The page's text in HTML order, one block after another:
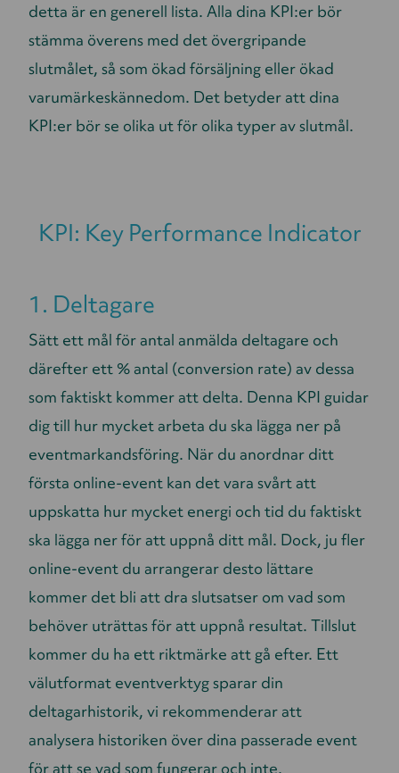
detta är en generell lista. Alla dina KPI:er bör
stämma överens med det övergripande
slutmålet, så som ökad försäljning eller ökad
varumärkeskännedom. Det betyder att dina
KPI:er bör se olika ut för olika typer av slutmål.
KPI: Key Performance Indicator
1. Deltagare
Sätt ett mål för antal anmälda deltagare och
därefter ett % antal (conversion rate) av dessa
som faktiskt kommer att delta. Denna KPI guidar
dig till hur mycket arbeta du ska lägga ner på
eventmarkandsföring. När du anordnar ditt
första online-event kan det vara svårt att
uppskatta hur mycket energi och tid du faktiskt
ska lägga ner för att uppnå ditt mål. Dock, ju fler
online-event du arrangerar desto lättare
kommer det bli att dra slutsatser om vad som
behöver uträttas för att uppnå resultat. Tillslut
kommer du ha ett riktmärke att gå efter. Ett
välutformat eventverktyg sparar din
deltagarhistorik, vi rekommenderar att
analysera historiken över dina passerade event
för att se vad som fungerar och inte.